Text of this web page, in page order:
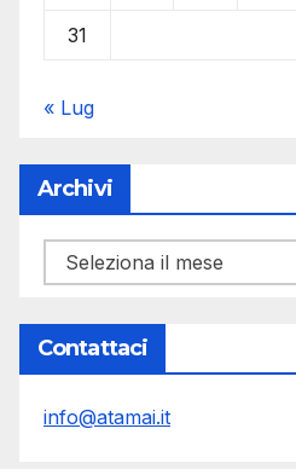
31
« Lug
Archivi
Archivi
Contattaci
info@atamai.it